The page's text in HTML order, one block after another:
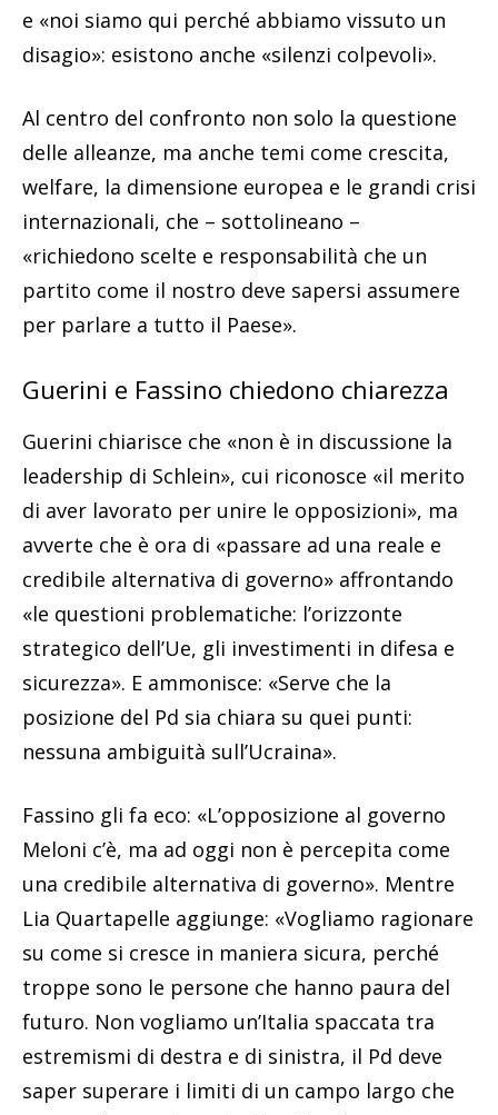
e «noi siamo qui perché abbiamo vissuto un
disagio»: esistono anche «silenzi colpevoli».
Al centro del confronto non solo la questione
delle alleanze, ma anche temi come crescita,
welfare, la dimensione europea e le grandi crisi
internazionali, che – sottolineano –
«richiedono scelte e responsabilità che un
partito come il nostro deve sapersi assumere
per parlare a tutto il Paese».
Guerini e Fassino chiedono chiarezza
Guerini chiarisce che «non è in discussione la
leadership di Schlein», cui riconosce «il merito
di aver lavorato per unire le opposizioni», ma
avverte che è ora di «passare ad una reale e
credibile alternativa di governo» affrontando
«le questioni problematiche: l’orizzonte
strategico dell’Ue, gli investimenti in difesa e
sicurezza». E ammonisce: «Serve che la
posizione del Pd sia chiara su quei punti:
nessuna ambiguità sull’Ucraina».
Fassino gli fa eco: «L’opposizione al governo
Meloni c’è, ma ad oggi non è percepita come
una credibile alternativa di governo». Mentre
Lia Quartapelle aggiunge: «Vogliamo ragionare
su come si cresce in maniera sicura, perché
troppe sono le persone che hanno paura del
futuro. Non vogliamo un’Italia spaccata tra
estremismi di destra e di sinistra, il Pd deve
saper superare i limiti di un campo largo che